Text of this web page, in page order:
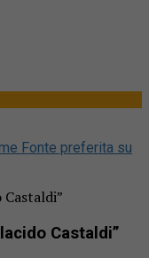
Fonte preferita su
Castaldi”